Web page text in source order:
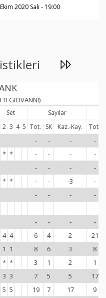
2020 Salı - 19:00
GIOVANNI)
Set Sayılar
2 3 4 5 Tot. SK Kaz.-Kay. Tot.
- - - -
* * - - - -
- - - -
* * - - -3 -
- - - -
- - - -
- - - -
4 4 6 4 2 21
1 1 8 6 3 8
* * 3 1 2 1
3 3 7 5 5 17
5 5 19 7 17 9